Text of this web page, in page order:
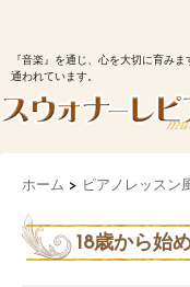
『音楽』を通じ、心を大切に育み
通われています。
ホーム > ピアノレッスン
18歳から始